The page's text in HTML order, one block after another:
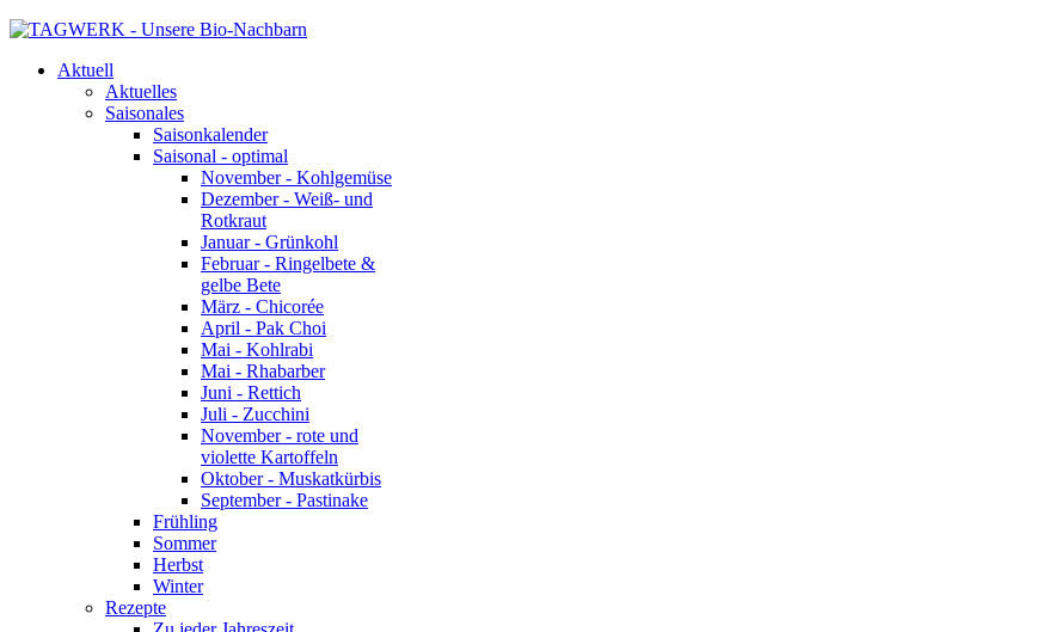
Aktuell
Aktuelles
Saisonales
Saisonkalender
Saisonal - optimal
November - Kohlgemüse
Dezember - Weiß- und
Rotkraut
Januar - Grünkohl
Februar - Ringelbete &
gelbe Bete
März - Chicorée
April - Pak Choi
Mai - Kohlrabi
Mai - Rhabarber
Juni - Rettich
Juli - Zucchini
November - rote und
violette Kartoffeln
Oktober - Muskatkürbis
September - Pastinake
Frühling
Sommer
Herbst
Winter
Rezepte